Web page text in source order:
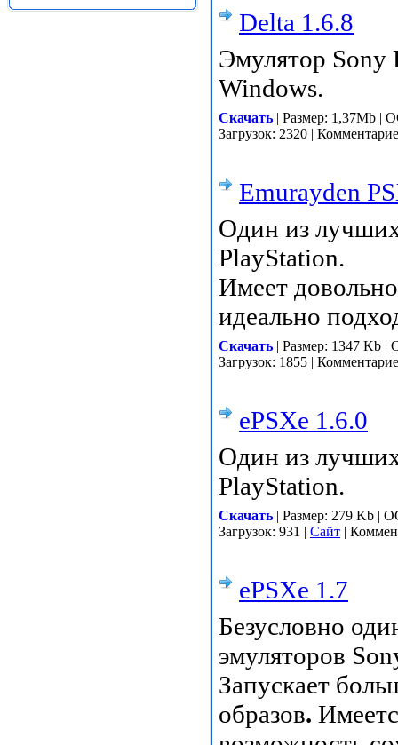
Delta 1.6.8
Эмулятор Sony
Windows.
Скачать | Размер: 1,37Mb |
Загрузок: 2320 |
Emurayden
Один из
PlayStation.
Имеет
идеально
Скачать | Размер: 1347 Kb
Загрузок: 1855 |
ePSXe 1.6.0
Один из
PlayStation.
Скачать | Размер: 279 Kb |
Загрузок: 931 | Сайт |
ePSXe 1.7
Безусловно
эмуляторов
Запускает
образов.